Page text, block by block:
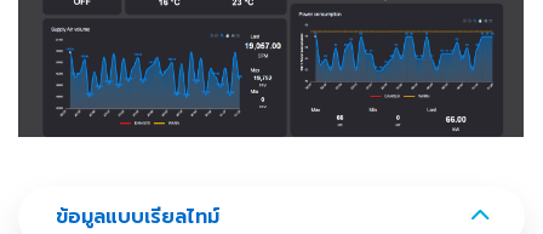
ข้อมูลแบบเรียลไทม์